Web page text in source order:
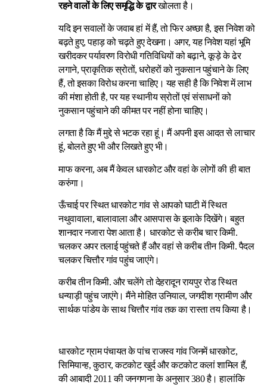
रहने वालों के लिए समृद्धि के द्वारखोलता है।
यदि इन सवालों के जवाब हां में हैं, तो फिर अच्छा है, इस निवेश को
बढ़ते हुए, पहाड़ को चढ़ते हुए देखना। अगर, यह निवेश यहां भूमि
खरीदकर पर्यावरण विरोधी गतिविधियों को बढ़ाने, कूड़े के ढेर
लगाने, प्राकृतिक स्रोतों, धरोहरों को नुकसान पहुंचाने के लिए
हैं, तो इसका विरोध करना चाहिए। यह सही है कि निवेश में लाभ
की मंशा होती है, पर यह स्थानीय स्रोतों एवं संसाधनों को
नुकसान पहुंचाने की कीमत पर नहीं होना चाहिए।
लगता है कि मैं मुद्दे से भटक रहा हूं। मैं अपनी इस आदत से लाचार
हूं, बोलते हुए भी और लिखते हुए भी।
माफ करना, अब मैं केवल धारकोट और वहां के लोगों की ही बात
करुंगा।
ऊँचाई पर स्थित धारकोट गांव से आपको घाटी में स्थित
नथुवावाला, बालावाला और आसपास के इलाके दिखेंगे। बहुत
शानदार नजारा पेश आता है। धारकोट से करीब चार किमी.
चलकर अपर तलाई पहुंचते हैं और वहां से करीब तीन किमी. पैदल
चलकर चित्तौर गांव पहुंच जाएंगे।
करीब तीन किमी. और चलेंगे तो देहरादून रायपुर रोड स्थित
धन्याड़ी पहुंच जाएंगे। मैंने मोहित उनियाल, जगदीश ग्रामीण और
सार्थक पांडेय के साथ चित्तौर गांव तक का रास्ता तय किया है।
धारकोट ग्राम पंचायत के पांच राजस्व गांव जिनमें धारकोट,
सिमियान्ह, कुठार, कटकोट खुर्द और कटकोट कलां शामिल हैं,
की आबादी 2011 की जनगणना के अनुसार 380 है। हालांकि